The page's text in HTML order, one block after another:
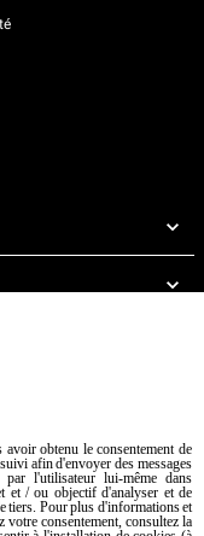
Cookie policy
obtenu le consentement de
afin d'envoyer des messages
par l'utilisateur lui-même dans
et / ou objectif d'analyser et de
tiers. Pour plus d'informations et
votre consentement, consultez la